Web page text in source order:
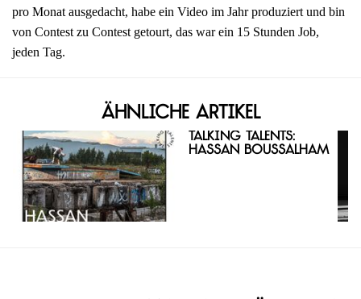
pro Monat ausgedacht, habe ein Video im Jahr produziert und bin
von Contest zu Contest getourt, das war ein 15 Stunden Job,
jeden Tag.
Ähnliche Artikel
Talking Talents:
Hassan Boussalham